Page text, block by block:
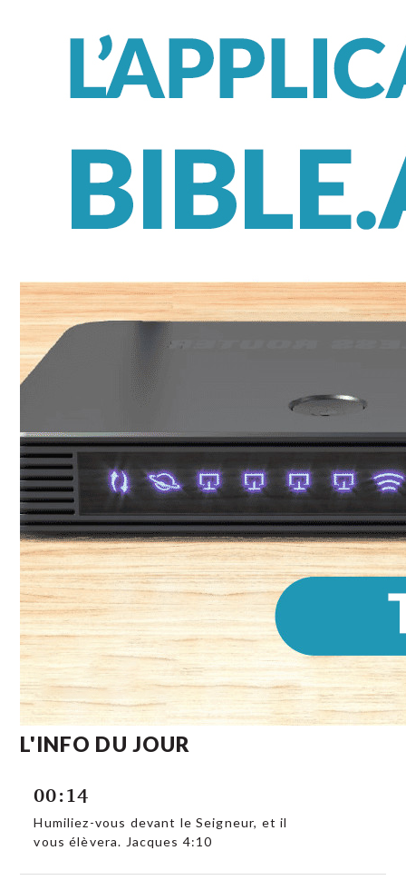
L'INFO DU JOUR
00:14
Humiliez-vous devant le Seigneur, et il
vous élèvera. Jacques 4:10